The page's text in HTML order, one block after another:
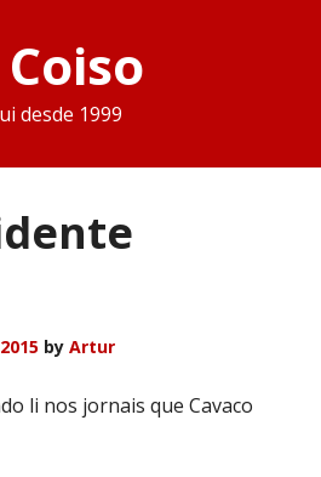
desde 1999
by Artur
li nos jornais que Cavaco